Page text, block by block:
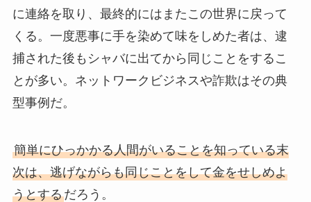
に連絡を取り、最終的にはまたこの世界に戻って
くる。一度悪事に手を染めて味をしめた者は、逮
捕された後もシャバに出てから同じことをするこ
とが多い。ネットワークビジネスや詐欺はその典
型事例だ。
簡単にひっかかる人間がいることを知っている末
次は、逃げながらも同じことをして金をせしめよ
うとするだろう。